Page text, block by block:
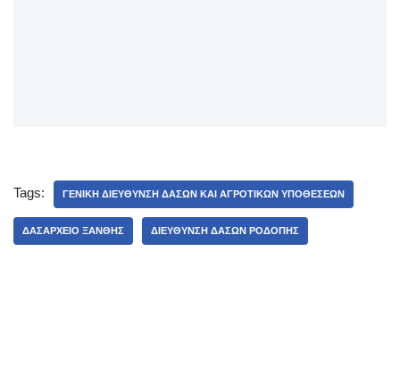
Tags: ΓΕΝΙΚΉ ΔΙΕΎΘΥΝΣΗ ΔΑΣΏΝ ΚΑΙ ΑΓΡΟΤΙΚΏΝ ΥΠΟΘΈΣΕΩΝ
ΔΑΣΑΡΧΕΊΟ ΞΆΝΘΗΣ ΔΙΕΎΘΥΝΣΗ ΔΑΣΏΝ ΡΟΔΌΠΗΣ